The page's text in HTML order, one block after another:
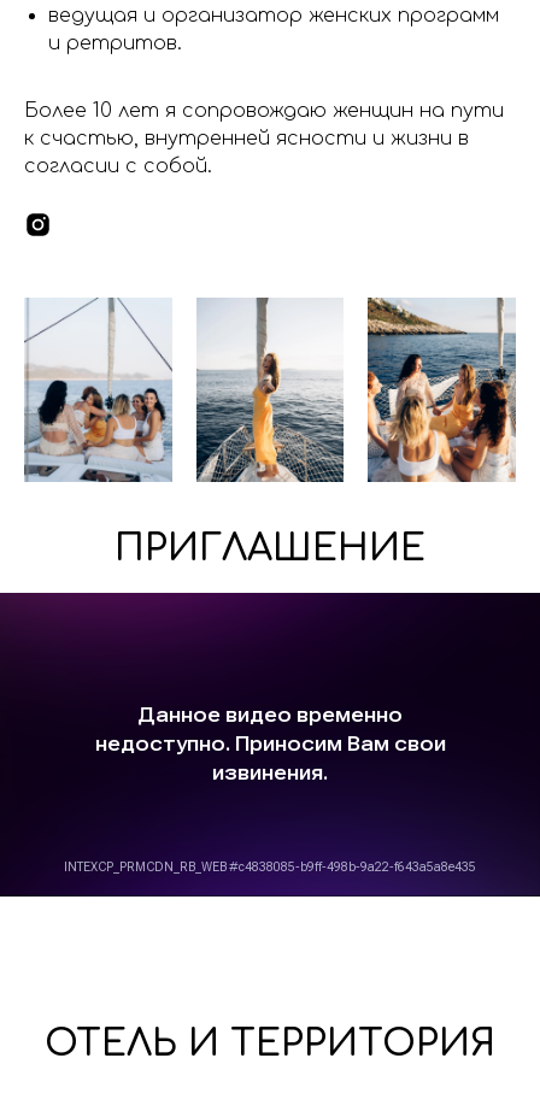
ведущая и организатор женских программ
и ретритов.
Более 10 лет я сопровождаю женщин на пути
к счастью, внутренней ясности и жизни в
согласии с собой.
ПРИГЛАШЕНИЕ
ОТЕЛЬ И ТЕРРИТОРИЯ